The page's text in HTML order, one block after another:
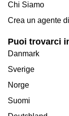
Chi Siamo
Crea un agente
Puoi trovarci
Danmark
Sverige
Norge
Suomi